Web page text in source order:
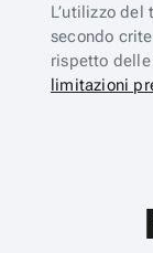
L’utilizzo del
secondo
rispetto delle
limitazioni